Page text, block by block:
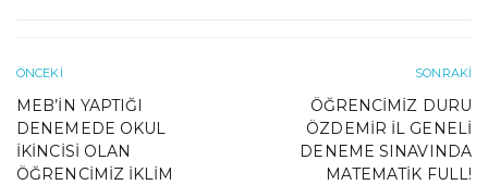
ÖNCEKI
MEB’IN YAPTIĞI
DENEMEDE OKUL
IKINCISI OLAN
ÖĞRENCIMIZ İKLIM
SONRAKI
ÖĞRENCIMIZ DURU
ÖZDEMİR İL GENELI
DENEME SINAVINDA
MATEMATIK FULL!